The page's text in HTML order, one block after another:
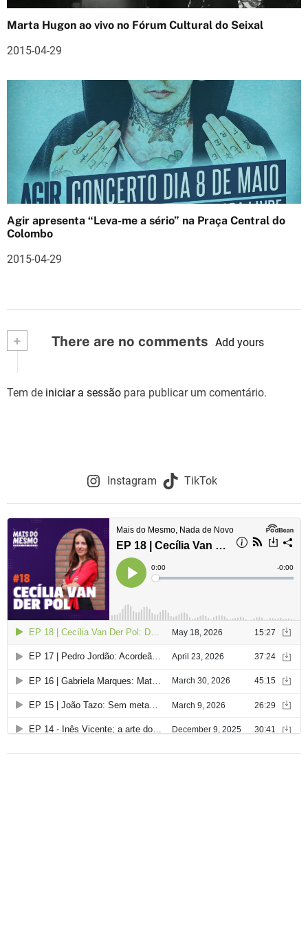
s
Marta Hugon ao vivo no Fórum Cultural do Seixal
2015-04-29
Agir apresenta “Leva-me a sério” na Praça Central do
Colombo
2015-04-29
+ There are no comments Add yours
Tem de iniciar a sessão para publicar um comentário.
Instagram TikTok